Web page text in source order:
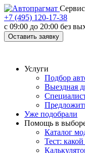
+7 (495) 120-17-38
с 09:00 до 20:00 без
Оставить заявку
Услуги
Подбор
Выездная
Уже подобрали
Помощь в
Каталог
Тест: